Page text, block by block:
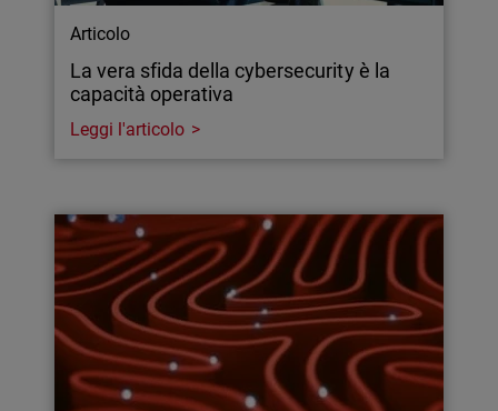
Articolo
La vera sfida della cybersecurity è la
capacità operativa
Leggi l'articolo